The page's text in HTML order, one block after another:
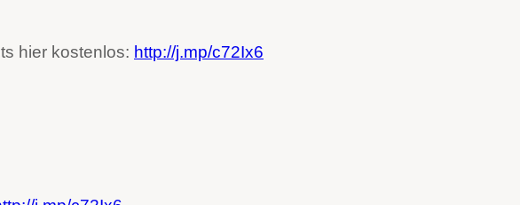
hier kostenlos: http://j.mp/c72Ix6